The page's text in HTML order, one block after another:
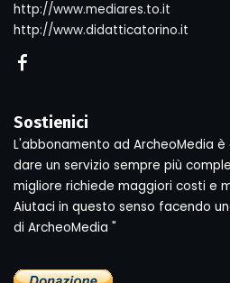
http://www.mediares.to.it
http://www.didatticatorino.it
Sostienici
L'abbonamento ad ArcheoMedia
dare un servizio sempre più
migliore richiede maggiori costi e
Aiutaci in questo senso facendo
di ArcheoMedia "